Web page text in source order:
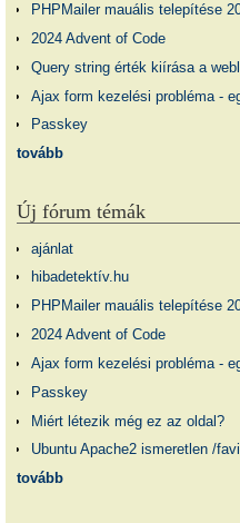
PHPMailer mauális telepítése
2024 Advent of Code
Query string érték kiírása a
Ajax form kezelési probléma -
Passkey
tovább
Új fórum témák
ajánlat
hibadetektív.hu
PHPMailer mauális telepítése
2024 Advent of Code
Ajax form kezelési probléma -
Passkey
Miért létezik még ez az oldal?
Ubuntu Apache2 ismeretlen /
tovább